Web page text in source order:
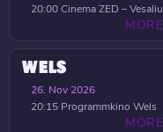
20:00Cinema ZED –
MORE
WELS
26. Nov 2026
20:15 Programmkino Wels
MORE